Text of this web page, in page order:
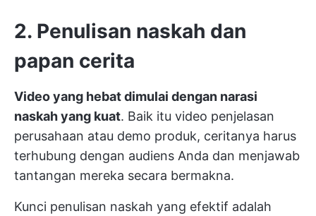
2. Penulisan naskah dan
papan cerita
Video yang hebat dimulai dengan narasi
naskah yang kuat. Baik itu video penjelasan
perusahaan atau demo produk, ceritanya harus
terhubung dengan audiens Anda dan menjawab
tantangan mereka secara bermakna.
Kunci penulisan naskah yang efektif adalah